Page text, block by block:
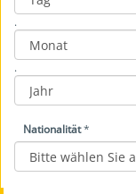
.
.
Nationalität*